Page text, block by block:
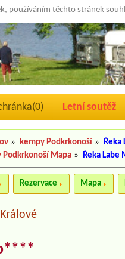
používáním těchto stránek
0) Letní soutěž
» kempy Podkrkonoší » Řeka
Podkrkonoší Mapa » Řeka Labe
Rezervace Mapa